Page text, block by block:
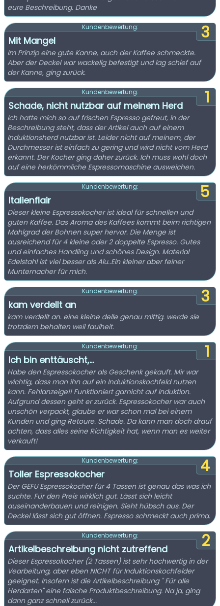
eure Beschreibung. Danke
3
Kundenbewertung:
Mit Mangel
Im Prinzip eine gute Kanne, auch der Kaffee schmeckte.
Aber der Deckel war wackelig befestigt und lag schief auf
der Kanne, ging zurück.
1
Kundenbewertung:
Schade, nicht nutzbar auf meinem Herd
Ich hatte mich so auf frischen Espresso gefreut, in der
Beschreibung steht, dass der Artikel auch auf einem
Induktionsherd nutzbar ist. Leider nicht auf meinem, der
Durchmesser ist einfach zu gering und wird nicht vom Herd
erkannt. Der Kocher ging daher zurück. Ich muss wohl doch
auf eine herkömmliche Espressomaschine ausweichen.
5
Kundenbewertung:
Italienflair
Dieser kleine Espressokocher ist ideal für schnellen und
guten Kaffee. Das Aroma des Kaffees kommt beim richtigen
Mahlgrad der Bohnen super hervor. Die Menge ist
ausreichend für 4 kleine oder 2 doppelte Espresso. Gutes
und einfaches Handling und schönes Design. Material
Edelstahl ist viel besser als Alu..Ein kleiner aber feiner
Munternacher für mich.
3
Kundenbewertung:
kam verdellt an
kam verdellt an. eine kleine delle genau mittig. werde sie
trotzdem behalten weil faulheit.
1
Kundenbewertung:
Ich bin enttäuscht,...
Habe den Espressokocher als Geschenk gekauft. Mir war
wichtig, dass man ihn auf ein Induktionskochfeld nutzen
kann. Fehlanzeige!! Funktioniert garnicht auf Induktion.
Aufgrund dessen geht er zurück. Espressokocher war auch
unschön verpackt, glaube er war schon mal bei einem
Kunden und ging Retoure. Schade. Da kann man doch drauf
achten, dass alles seine Richtigkeit hat, wenn man es weiter
verkauft!
4
Kundenbewertung:
Toller Espressokocher
Der GEFU Espressokocher für 4 Tassen ist genau das was ich
suchte. Für den Preis wirklich gut. Lässt sich leicht
auseinanderbauen und reinigen. Sieht hübsch aus. Der
Deckel lässt sich gut öffnen. Espresso schmeckt auch prima.
2
Kundenbewertung:
Artikelbeschreibung nicht zutreffend
Dieser Espressokocher (2 Tassen) ist sehr hochwertig in der
Vearbeitung, aber eben NICHT für Induktionskochfelder
geeignet. Insofern ist die Artikelbeschreibung " Für alle
Herdarten" eine falsche Produktbeschreibung. Na ja, ging
dann ganz schnell zurück...